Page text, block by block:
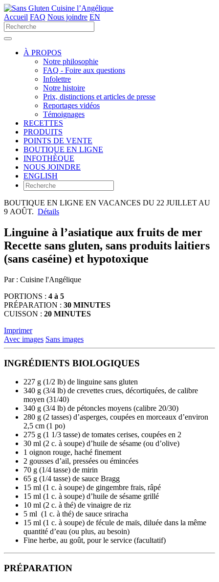
Accueil FAQ Nous joindre EN
et
bas
le
résultat
pour
de
recherche
sélectionné.
tactiles
peuvent
se
servir
toucher
À PROPOS
Notre philosophie
FAQ - Foire aux questions
Infolettre
Notre histoire
Prix, distinctions et articles de presse
Reportages vidéos
Témoignages
RECETTES
PRODUITS
POINTS DE VENTE
BOUTIQUE EN LIGNE
INFOTHÈQUE
NOUS JOINDRE
ENGLISH
BOUTIQUE EN LIGNE EN VACANCES DU 22 JUILLET AU
9 AOÛT. Détails
Linguine à l’asiatique aux fruits de mer
Recette sans gluten, sans produits laitiers
(sans caséine) et hypotoxique
Par : Cuisine l'Angélique
PORTIONS : 4 à 5
PRÉPARATION : 30 MINUTES
CUISSON : 20 MINUTES
Imprimer
Avec images Sans images
INGRÉDIENTS BIOLOGIQUES
227 g (1/2 lb) de linguine sans gluten
340 g (3/4 lb) de crevettes crues, décortiquées, de calibre
moyen (31/40)
340 g (3/4 lb) de pétoncles moyens (calibre 20/30)
280 g (2 tasses) d’asperges, coupées en morceaux d’environ
2,5 cm (1 po)
275 g (1 1/3 tasse) de tomates cerises, coupées en 2
30 ml (2 c. à soupe) d’huile de sésame (ou d’olive)
1 oignon rouge, haché finement
2 gousses d’ail, pressées ou émincées
70 g (1/4 tasse) de mirin
65 g (1/4 tasse) de sauce Bragg
15 ml (1 c. à soupe) de gingembre frais, râpé
15 ml (1 c. à soupe) d’huile de sésame grillé
10 ml (2 c. à thé) de vinaigre de riz
5 ml (1 c. à thé) de sauce sriracha
15 ml (1 c. à soupe) de fécule de maïs, diluée dans la même
quantité d’eau (ou plus, au besoin)
Fine herbe, au goût, pour le service (facultatif)
PRÉPARATION